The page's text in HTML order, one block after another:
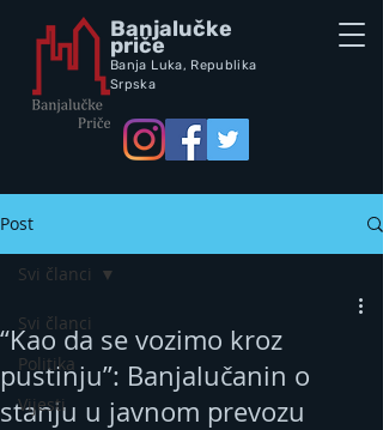
Banjalučke
priče
Banja Luka, Republika
Srpska
Post
Svi članci
Politika
Vijesti
Svi članci
“Kao da se vozimo kroz
pustinju”: Banjalučanin o
stanju u javnom prevozu